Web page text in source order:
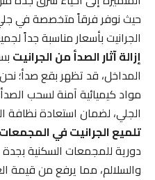
حيث نوفر فرقاً متخصصة في جلي
الجرانيت بأسعار مناسبة جداً
إزالة آثار الصدأ من الجرانيتبسبب
المداخل، قد تظهر بقع صدأ؛
مواد كيميائية آمنة لسحب
الجلي، لضمان استعادة نظافة
تلميع الجرانيت في المجمعات
دورية للمجمعات السكنية بجدة
والسلالم، مما يرفع من قيمة